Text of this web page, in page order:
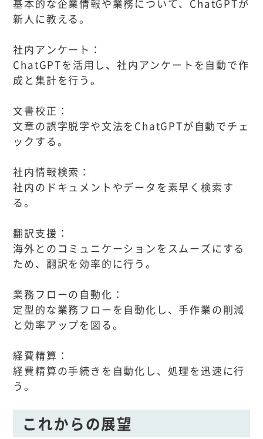
基本的な企業情報や業務について、ChatGPTが
新人に教える。
社内アンケート：
ChatGPTを活用し、社内アンケートを自動で作
成と集計を行う。
文書校正：
文章の誤字脱字や文法をChatGPTが自動でチェ
ックする。
社内情報検索：
社内のドキュメントやデータを素早く検索す
る。
翻訳支援：
海外とのコミュニケーションをスムーズにする
ため、翻訳を効率的に行う。
業務フローの自動化：
定型的な業務フローを自動化し、手作業の削減
と効率アップを図る。
経費精算：
経費精算の手続きを自動化し、処理を迅速に行
う。
これからの展望